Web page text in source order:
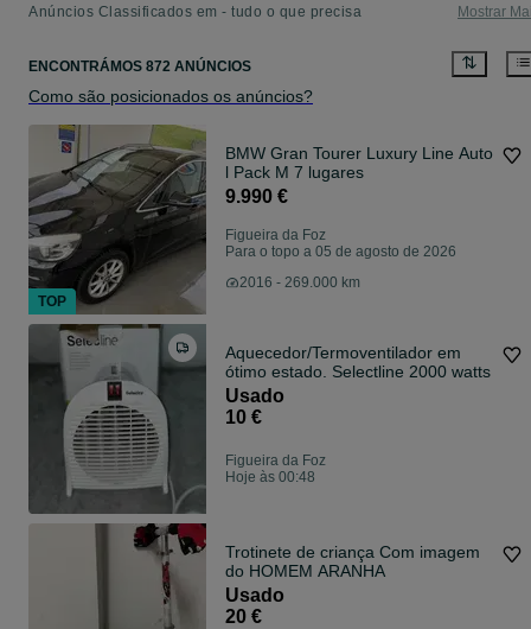
Anúncios Classificados em - tudo o que precisa Mostrar
ENCONTRÁMOS 872 ANÚNCIOS
Como são posicionados os anúncios?
BMW Gran Tourer Luxury Line Auto
l Pack M 7 lugares
9.990 €
Figueira da Foz
Para o topo a 05 de agosto de 2026
2016 - 269.000 km
Aquecedor/Termoventilador em
ótimo estado. Selectline 2000 watts
Usado
10 €
Figueira da Foz
Hoje às 00:48
Trotinete de criança Com imagem
do HOMEM ARANHA
Usado
20 €
TOP